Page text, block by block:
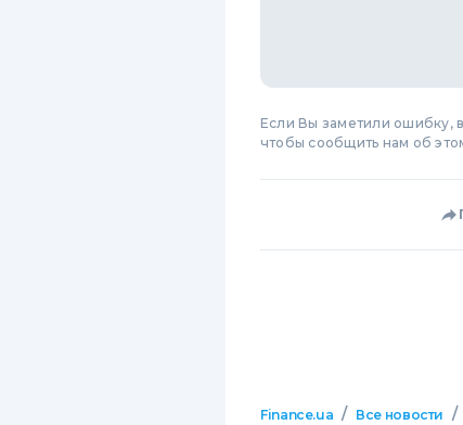
Если Вы заметили ошибку,
чтобы сообщить нам об
Finance.ua / Все новости /